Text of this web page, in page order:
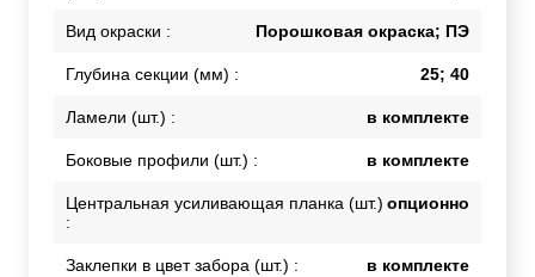
Вид окраски : Порошковая окраска; ПЭ
Глубина секции (мм) : 25; 40
Ламели (шт.) : в комплекте
Боковые профили (шт.) : в комплекте
Центральная усиливающая планка (шт.)
:
опционно
Заклепки в цвет забора (шт.) : в комплекте